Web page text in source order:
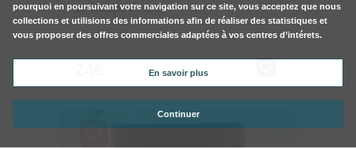
La Bougie Phare
pourquoi en poursuivant votre navigation sur ce site, vous acceptez que nous
collections et utilisions des informations afin de réaliser des statistiques et
vous proposer des offres commerciales adaptées à vos centres d’intérets.
En savoir plus
Continuer